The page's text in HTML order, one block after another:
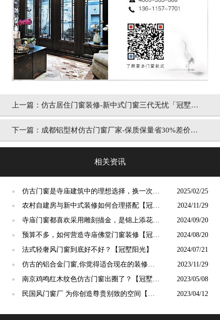
上一篇： 仿古居住门窗装修-新中式门窗三代无忧「冠墅阳
光」
下一篇： 成都铝型材仿古门窗厂家-保质保量省30%差价
相关资讯
●
仿古门窗是寺庙建筑中的理想选择，换一次用
终生【冠墅阳光】
2025/02/25
●
农村自建房与新中式装修如何合理搭配【冠墅
阳光】
2024/11/29
●
寺庙门窗都喜欢采用雕刻描金，是锦上添花
吗？【冠墅阳光】
2024/09/20
●
预算不多，如何营造寺庙佛堂门窗装修【冠墅
阳光】
2024/08/20
● 法式轻奢风门窗到底好不好？【冠墅阳光】 2024/07/21
●
仿古的铝合金门窗,你觉得适合现在的装修吗?
【冠墅阳光】
2023/11/29
●
南京鸡鸣红木纹色仿古门窗出圈了？【冠墅阳
光】
2023/05/08
●
民国风门窗厂 为你创造尊贵别致的空间【冠
2023/04/12